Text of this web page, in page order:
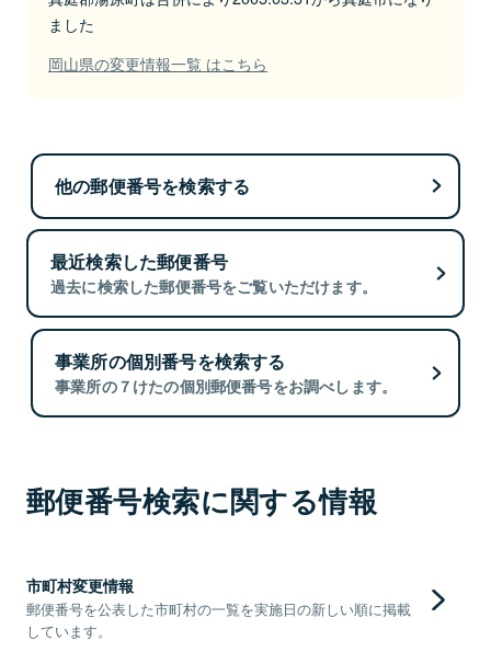
ました
岡山県の変更情報一覧 はこちら
他の郵便番号を検索する
最近検索した郵便番号
過去に検索した郵便番号をご覧いただけます。
事業所の個別番号を検索する
事業所の７けたの個別郵便番号をお調べします。
郵便番号検索に関する情報
市町村変更情報
郵便番号を公表した市町村の一覧を実施日の新しい順に掲載
しています。